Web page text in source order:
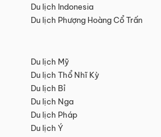
Du lịch Indonesia
Du lịch Phượng Hoàng Cổ Trấn
Du lịch Mỹ
Du lịch Thổ Nhĩ Kỳ
Du lịch Bỉ
Du lịch Nga
Du lịch Pháp
Du lịch Ý